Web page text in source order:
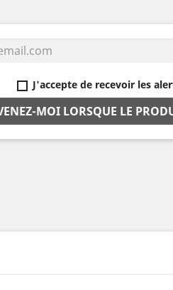
J'accepte de recevoir les
MOI LORSQUE LE